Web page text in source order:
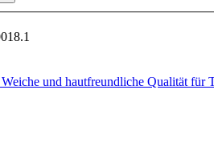
Weiche und hautfreundliche Qualität für